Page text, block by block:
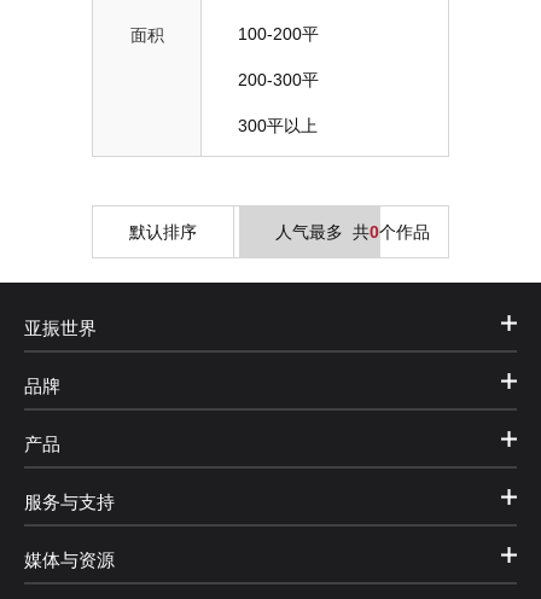
面积 100-200平
200-300平
300平以上
默认排序 人气最多 共0个作品
亚振世界
品牌
产品
服务与支持
媒体与资源